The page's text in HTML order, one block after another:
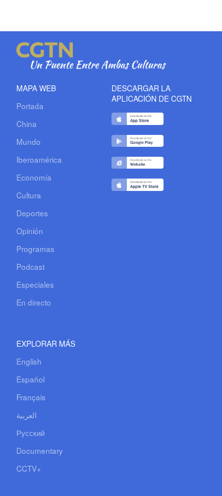
MAPA WEB
Portada
China
Mundo
Iberoamérica
Economía
Cultura
Deportes
Opinión
Programas
Podcast
Especiales
En directo
EXPLORAR MÁS
English
Español
Français
العربية
Русский
Documentary
CCTV+
DESCARGAR LA
APLICACIÓN DE CGTN